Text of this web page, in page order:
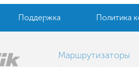
Поддержка Политика
Маршрутизаторы